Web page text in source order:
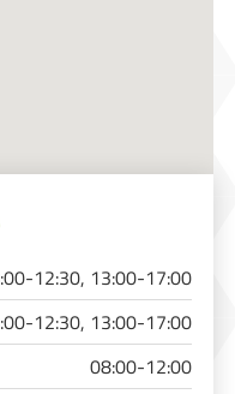
12:30, 13:00-17:00
12:30, 13:00-17:00
08:00-12:00